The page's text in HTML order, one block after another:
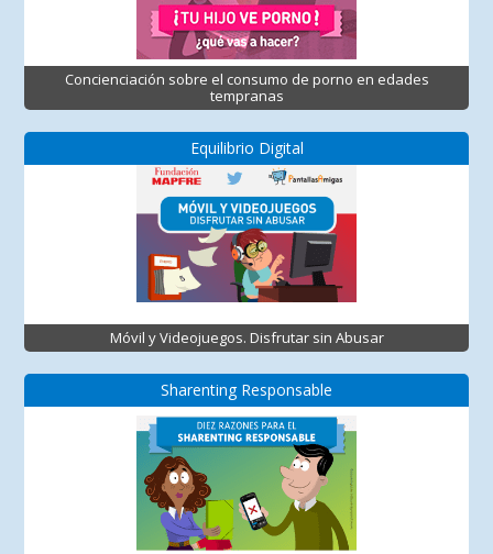
Concienciación sobre el consumo de porno en edades
tempranas
Equilibrio Digital
Móvil y Videojuegos. Disfrutar sin Abusar
Sharenting Responsable